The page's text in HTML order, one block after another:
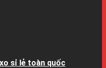
sỉ lẻ toàn quốc